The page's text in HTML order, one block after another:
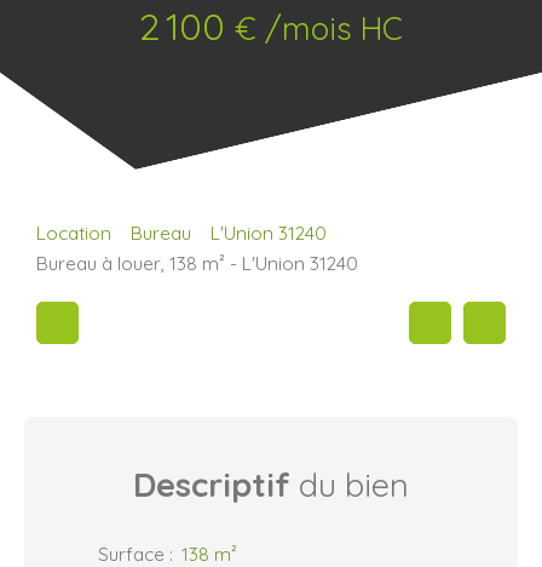
2 100 € /mois HC
Location Bureau
L'Union 31240
Bureau à louer, 138 m² - L'Union 31240
Descriptif du bien
Surface : 138 m²